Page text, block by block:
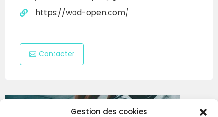
Gestion des cookies
Récompenses à la hauteur du déplacement
https://wod-open.com/
Contacter